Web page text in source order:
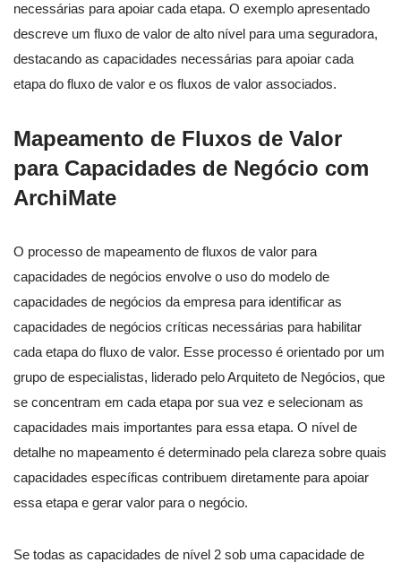
necessárias para apoiar cada etapa. O exemplo apresentado
descreve um fluxo de valor de alto nível para uma seguradora,
destacando as capacidades necessárias para apoiar cada
etapa do fluxo de valor e os fluxos de valor associados.
Mapeamento de Fluxos de Valor
para Capacidades de Negócio com
ArchiMate
O processo de mapeamento de fluxos de valor para
capacidades de negócios envolve o uso do modelo de
capacidades de negócios da empresa para identificar as
capacidades de negócios críticas necessárias para habilitar
cada etapa do fluxo de valor. Esse processo é orientado por um
grupo de especialistas, liderado pelo Arquiteto de Negócios, que
se concentram em cada etapa por sua vez e selecionam as
capacidades mais importantes para essa etapa. O nível de
detalhe no mapeamento é determinado pela clareza sobre quais
capacidades específicas contribuem diretamente para apoiar
essa etapa e gerar valor para o negócio.
Se todas as capacidades de nível 2 sob uma capacidade de